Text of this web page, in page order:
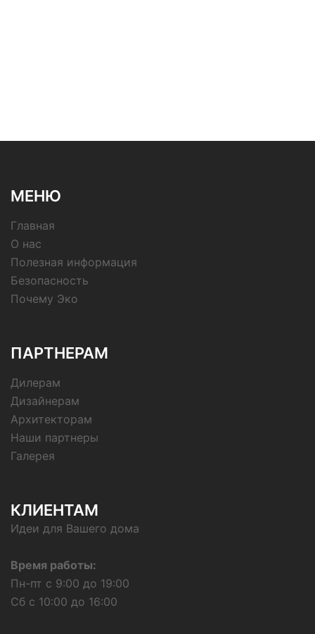
МЕНЮ
Главная
О нас
Полезная информация
Безопасность
Почему Эко
ПАРТНЕРАМ
Дилерам
Дизайнерам
Архитекторам
Наши партнеры
Галерея
КЛИЕНТАМ
Идеи для Вашего дома
Время работы:
Пн-пт с 9:00 до 19:00
Сб с 10:00 до 16:00